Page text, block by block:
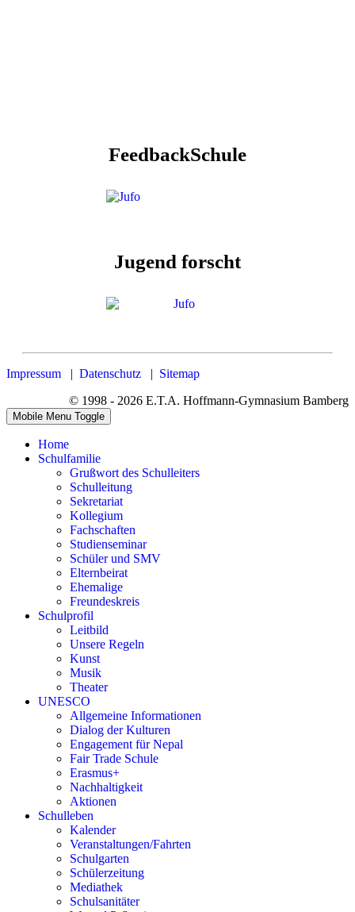
FeedbackSchule
Jugend forscht
Impressum | Datenschutz | Sitemap
© 1998 - 2026 E.T.A. Hoffmann-Gymnasium Bamberg
Mobile Menu Toggle
Home
Schulfamilie
Grußwort des Schulleiters
Schulleitung
Sekretariat
Kollegium
Fachschaften
Studienseminar
Schüler und SMV
Elternbeirat
Ehemalige
Freundeskreis
Schulprofil
Leitbild
Unsere Regeln
Kunst
Musik
Theater
UNESCO
Allgemeine Informationen
Dialog der Kulturen
Engagement für Nepal
Fair Trade Schule
Erasmus+
Nachhaltigkeit
Aktionen
Schulleben
Kalender
Veranstaltungen/Fahrten
Schulgarten
Schülerzeitung
Mediathek
Schulsanitäter